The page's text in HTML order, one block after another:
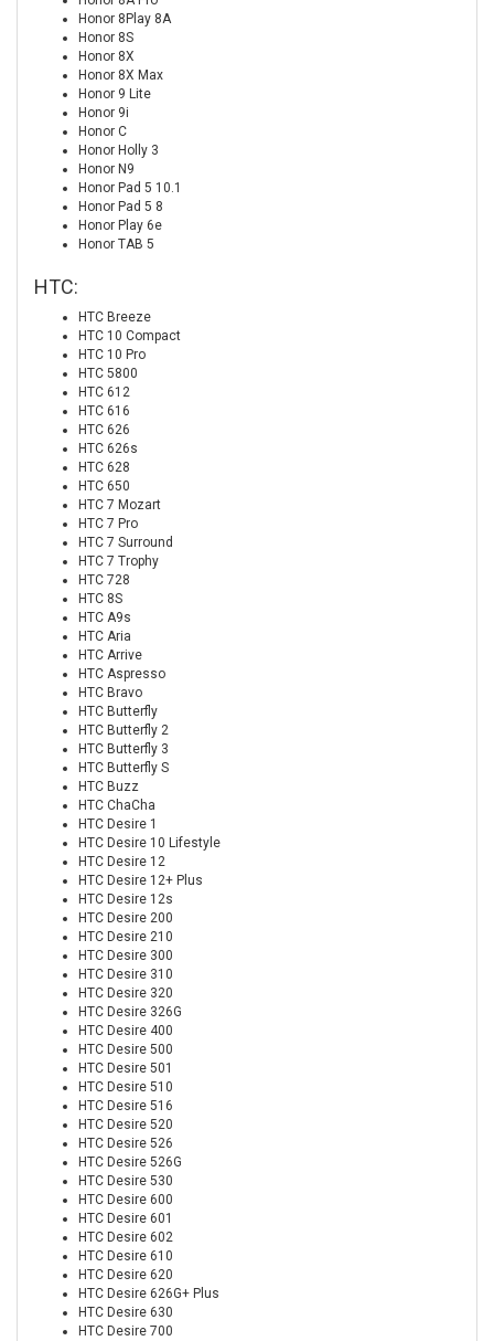
Honor 8Play 8A
Honor 8S
Honor 8X
Honor 8X Max
Honor 9 Lite
Honor 9i
Honor C
Honor Holly 3
Honor N9
Honor Pad 5 10.1
Honor Pad 5 8
Honor Play 6e
Honor TAB 5
HTC:
HTC Breeze
HTC 10 Compact
HTC 10 Pro
HTC 5800
HTC 612
HTC 616
HTC 626
HTC 626s
HTC 628
HTC 650
HTC 7 Mozart
HTC 7 Pro
HTC 7 Surround
HTC 7 Trophy
HTC 728
HTC 8S
HTC A9s
HTC Aria
HTC Arrive
HTC Aspresso
HTC Bravo
HTC Butterfly
HTC Butterfly 2
HTC Butterfly 3
HTC Butterfly S
HTC Buzz
HTC ChaCha
HTC Desire 1
HTC Desire 10 Lifestyle
HTC Desire 12
HTC Desire 12+ Plus
HTC Desire 12s
HTC Desire 200
HTC Desire 210
HTC Desire 300
HTC Desire 310
HTC Desire 320
HTC Desire 326G
HTC Desire 400
HTC Desire 500
HTC Desire 501
HTC Desire 510
HTC Desire 516
HTC Desire 520
HTC Desire 526
HTC Desire 526G
HTC Desire 530
HTC Desire 600
HTC Desire 601
HTC Desire 602
HTC Desire 610
HTC Desire 620
HTC Desire 626G+ Plus
HTC Desire 630
HTC Desire 700